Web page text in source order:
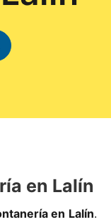
en Lalín
en Lalín.